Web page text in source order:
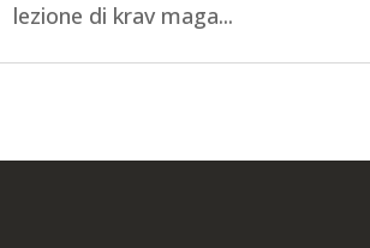
lezione di krav maga...